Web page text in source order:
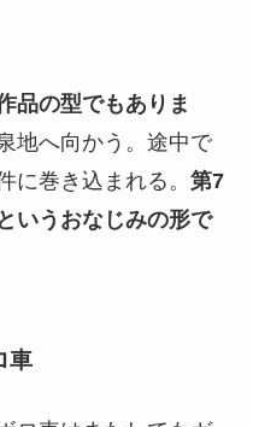
品の型でもありま
地へ向かう。途中で
に巻き込まれる。 第7
いうおなじみの形で
車